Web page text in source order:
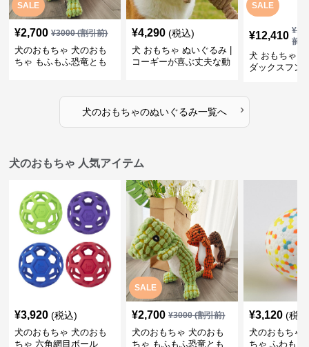
SALE
¥2,700 ¥3000(割引前)
犬のおもちゃ 犬のおも
ちゃ もふもふ恐竜とも
¥4,290 (税込)
犬 おもちゃ ぬいぐるみ |
コーギーが喜ぶ丈夫な動
SALE
¥12,410 ¥
前)
犬 おもちゃ
ダックスフン
犬のおもちゃのぬいぐるみ一覧へ ›
犬のおもちゃ 人気アイテム
¥3,920 (税込)
犬のおもちゃ 犬のおも
ちゃ 六角網目ボール
SALE
¥2,700 ¥3000(割引前)
犬のおもちゃ 犬のおも
ちゃ もふもふ恐竜とも
¥3,120 (税
犬のおもちゃ
ちゃ ふわもこ